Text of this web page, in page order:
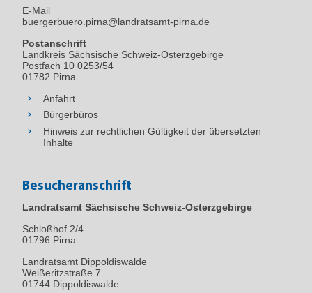
E-Mail
buergerbuero.pirna@landratsamt-pirna.de
Postanschrift
Landkreis Sächsische Schweiz-Osterzgebirge
Postfach 10 0253/54
01782 Pirna
Anfahrt
Bürgerbüros
Hinweis zur rechtlichen Gültigkeit der übersetzten
Inhalte
Besucheranschrift
Landratsamt Sächsische Schweiz-Osterzgebirge
Schloßhof 2/4
01796 Pirna
Landratsamt Dippoldiswalde
Weißeritzstraße 7
01744 Dippoldiswalde